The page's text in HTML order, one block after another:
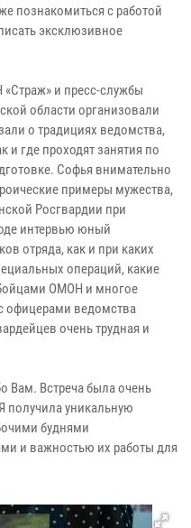
познакомиться с работой
эксклюзивное
и пресс-службы
области организовали
о традициях ведомства,
и где проходят занятия по
Софья внимательно
примеры мужества,
Росгвардии при
интервью юный
отряда, как и при каких
операций, какие
ОМОН и многое
офицерами ведомства
очень трудная и
Вам. Встреча была очень
получила уникальную
буднями
и важностью их работы для